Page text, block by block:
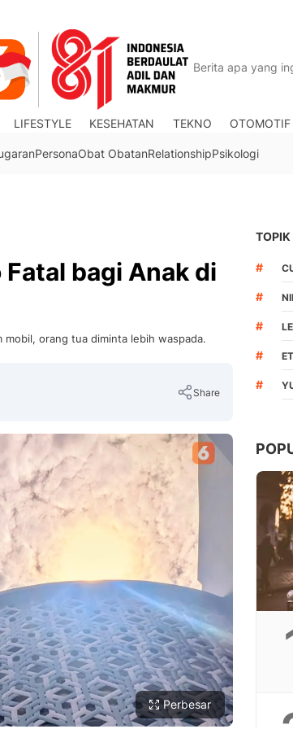
LIFESTYLE KESEHATAN TEKNO OTOMOTIF
PersonaObat ObatanRelationshipPsikologi
bagi Anak di
mobil, orang tua diminta lebih waspada.
Share
Copy Link
Perbesar
TOPIK
#
#
#
#
#